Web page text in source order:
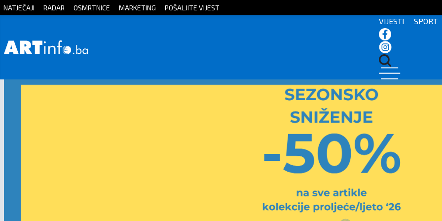
Početna
NATJEČAJI RADAR OSMRTNICE MARKETING POŠALJITE VIJEST
VIJESTI SPORT